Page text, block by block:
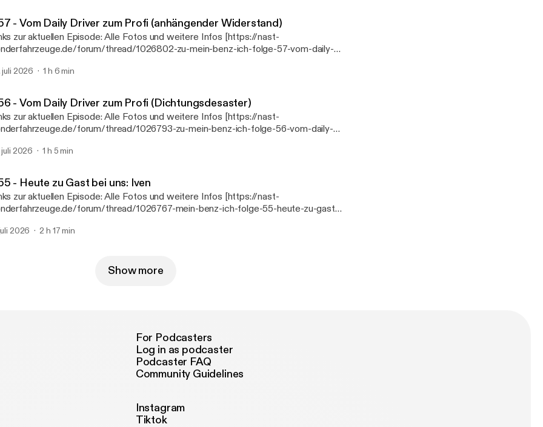
]
- Vom Daily Driver zum Profi (anhängender Widerstand)
aktuellen Episode: Alle Fotos und weitere Infos [https://nast-
forum/thread/1026802-zu-mein-benz-ich-folge-57-vom-daily-
[http://www.meinbenzundich.de] Marcels Webseiten
]
juli 2026 1 h 6 min
- Vom Daily Driver zum Profi (Dichtungsdesaster)
aktuellen Episode: Alle Fotos und weitere Infos [https://nast-
forum/thread/1026793-zu-mein-benz-ich-folge-56-vom-daily-
[http://www.meinbenzundich.de] Marcels Webseiten
]
juli 2026 1 h 5 min
- Heute zu Gast bei uns: Iven
aktuellen Episode: Alle Fotos und weitere Infos [https://nast-
forum/thread/1026767-mein-benz-ich-folge-55-heute-zu-gast-
www.meinbenzundich.de] Marcels Webseiten
2026 2 h 17 min
Show more
For Podcasters
Log in as podcaster
Podcaster FAQ
Community Guidelines
Instagram
Tiktok